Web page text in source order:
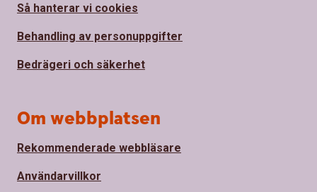
Så hanterar vi cookies
Behandling av personuppgifter
Bedrägeri och säkerhet
Om webbplatsen
Rekommenderade webbläsare
Användarvillkor